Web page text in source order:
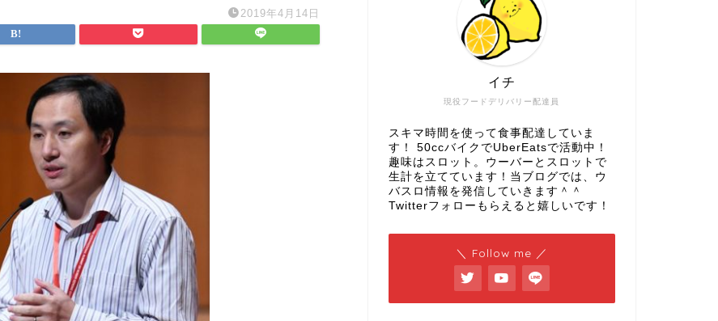
2019年4月14日
現役フードデリバリー配達員
イチ
スキマ時間を使って食事配達していま
す！ 50ccバイクでUberEatsで活動中！
趣味はスロット。ウーバーとスロットで
生計を立てています！当ブログでは、ウ
バスロ情報を発信していきます＾＾
Twitterフォローもらえると嬉しいです！
＼ Follow me ／